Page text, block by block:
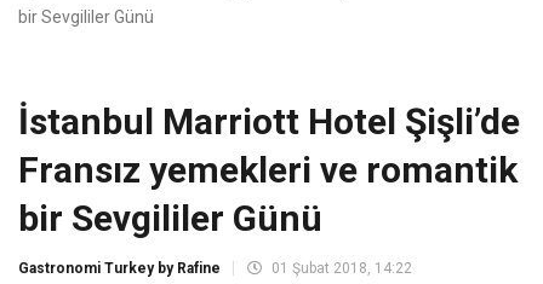
bir Sevgililer Günü
İstanbul Marriott Hotel Şişli’de
Fransız yemekleri ve romantik
bir Sevgililer Günü
Gastronomi Turkey by Rafine 01 Şubat 2018, 14:22